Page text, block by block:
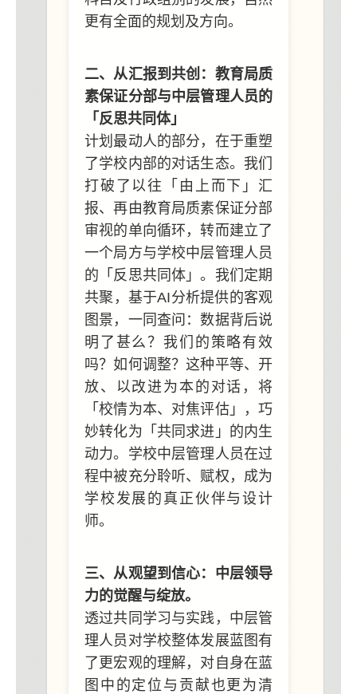
更有全面的规划及方向。
二、从汇报到共创：教育局质
素保证分部与中层管理人员的
「反思共同体」
计划最动人的部分，在于重塑
了学校内部的对话生态。我们
打破了以往「由上而下」汇
报、再由教育局质素保证分部
审视的单向循环，转而建立了
一个局方与学校中层管理人员
的「反思共同体」。我们定期
共聚，基于AI分析提供的客观
图景，一同查问：数据背后说
明了甚么？我们的策略有效
吗？如何调整？这种平等、开
放、以改进为本的对话，将
「校情为本、对焦评估」，巧
妙转化为「共同求进」的内生
动力。学校中层管理人员在过
程中被充分聆听、赋权，成为
学校发展的真正伙伴与设计
师。
三、从观望到信心：中层领导
力的觉醒与绽放。
透过共同学习与实践，中层管
理人员对学校整体发展蓝图有
了更宏观的理解，对自身在蓝
图中的定位与贡献也更为清